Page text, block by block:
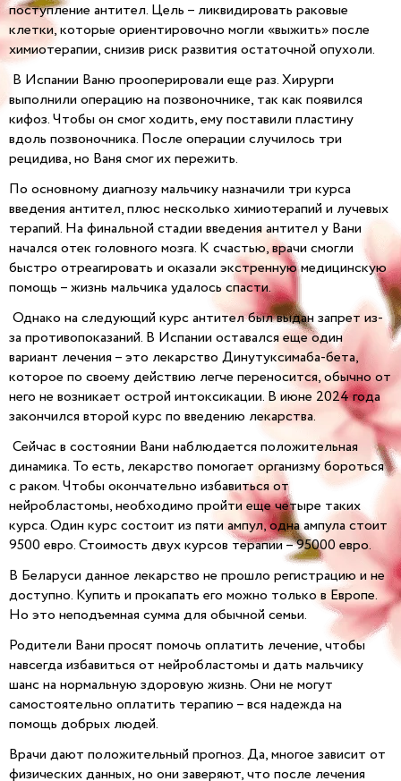
поступление антител. Цель – ликвидировать раковые
клетки, которые ориентировочно могли «выжить» после
химиотерапии, снизив риск развития остаточной опухоли.
В Испании Ваню прооперировали еще раз. Хирурги
выполнили операцию на позвоночнике, так как появился
кифоз. Чтобы он смог ходить, ему поставили пластину
вдоль позвоночника. После операции случилось три
рецидива, но Ваня смог их пережить.
По основному диагнозу мальчику назначили три курса
введения антител, плюс несколько химиотерапий и лучевых
терапий. На финальной стадии введения антител у Вани
начался отек головного мозга. К счастью, врачи смогли
быстро отреагировать и оказали экстренную медицинскую
помощь – жизнь мальчика удалось спасти.
Однако на следующий курс антител был выдан запрет из-
за противопоказаний. В Испании оставался еще один
вариант лечения – это лекарство Динутуксимаба-бета,
которое по своему действию легче переносится, обычно от
него не возникает острой интоксикации. В июне 2024 года
закончился второй курс по введению лекарства.
Сейчас в состоянии Вани наблюдается положительная
динамика. То есть, лекарство помогает организму бороться
с раком. Чтобы окончательно избавиться от
нейробластомы, необходимо пройти еще четыре таких
курса. Один курс состоит из пяти ампул, одна ампула стоит
9500 евро. Стоимость двух курсов терапии – 95000 евро.
В Беларуси данное лекарство не прошло регистрацию и не
доступно. Купить и прокапать его можно только в Европе.
Но это неподъемная сумма для обычной семьи.
Родители Вани просят помочь оплатить лечение, чтобы
навсегда избавиться от нейробластомы и дать мальчику
шанс на нормальную здоровую жизнь. Они не могут
самостоятельно оплатить терапию – вся надежда на
помощь добрых людей.
Врачи дают положительный прогноз. Да, многое зависит от
физических данных, но они заверяют, что после лечения